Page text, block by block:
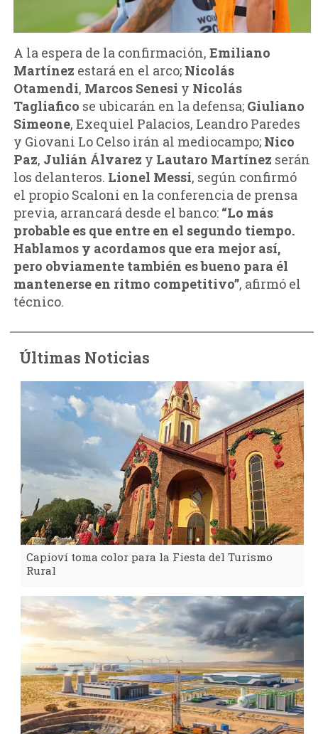
A la espera de la confirmación, Emiliano
Martínez estará en el arco; Nicolás
Otamendi, Marcos Senesi y Nicolás
Tagliafico se ubicarán en la defensa; Giuliano
Simeone, Exequiel Palacios, Leandro Paredes
y Giovani Lo Celso irán al mediocampo; Nico
Paz, Julián Álvarez y Lautaro Martínez serán
los delanteros. Lionel Messi, según confirmó
el propio Scaloni en la conferencia de prensa
previa, arrancará desde el banco: “Lo más
probable es que entre en el segundo tiempo.
Hablamos y acordamos que era mejor así,
pero obviamente también es bueno para él
mantenerse en ritmo competitivo”, afirmó el
técnico.
Últimas Noticias
Capioví toma color para la Fiesta del Turismo
Rural